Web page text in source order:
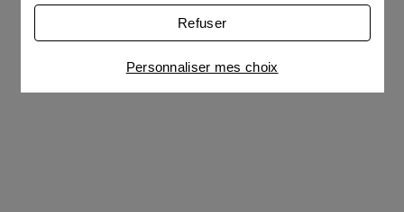
Univers publicitaire: nous utilisons avec
nos partenaires des cookies pour afficher des
publicités personnalisées
Connaître notre politique cookies et la liste de nos
partenaires
Personnaliser mes choix
Refuser